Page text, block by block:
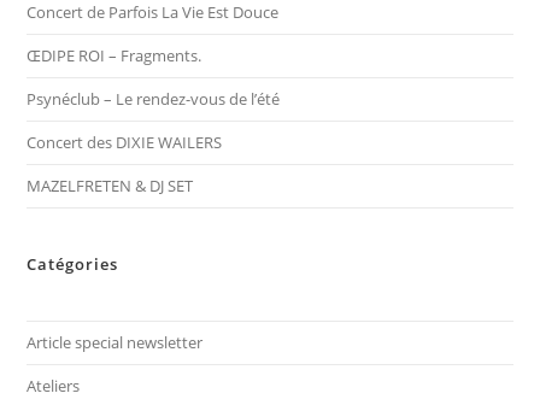
Concert de Parfois La Vie Est Douce
ŒDIPE ROI – Fragments.
Psynéclub – Le rendez-vous de l’été
Concert des DIXIE WAILERS
MAZELFRETEN & DJ SET
Catégories
Article special newsletter
Ateliers